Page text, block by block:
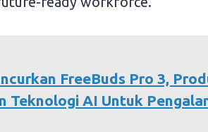
FreeBuds Pro 3,
Teknologi AI Untuk